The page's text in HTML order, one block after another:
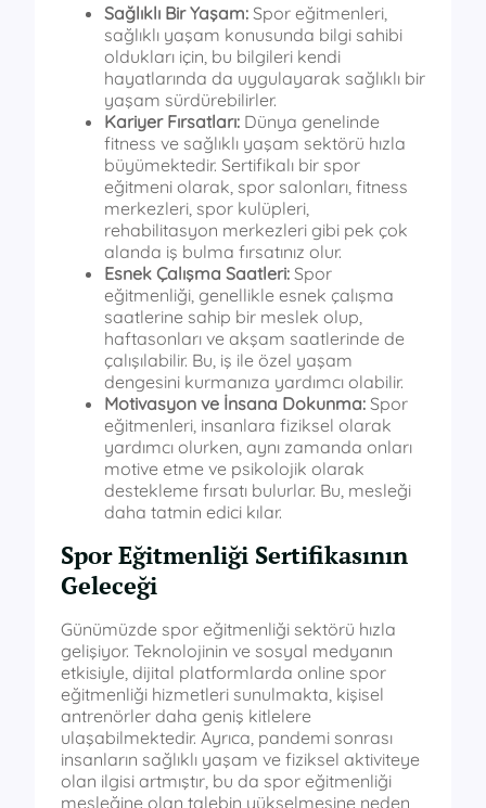
Sağlıklı Bir Yaşam: Spor eğitmenleri,
sağlıklı yaşam konusunda bilgi sahibi
oldukları için, bu bilgileri kendi
hayatlarında da uygulayarak sağlıklı bir
yaşam sürdürebilirler.
Kariyer Fırsatları: Dünya genelinde
fitness ve sağlıklı yaşam sektörü hızla
büyümektedir. Sertifikalı bir spor
eğitmeni olarak, spor salonları, fitness
merkezleri, spor kulüpleri,
rehabilitasyon merkezleri gibi pek çok
alanda iş bulma fırsatınız olur.
Esnek Çalışma Saatleri: Spor
eğitmenliği, genellikle esnek çalışma
saatlerine sahip bir meslek olup,
haftasonları ve akşam saatlerinde de
çalışılabilir. Bu, iş ile özel yaşam
dengesini kurmanıza yardımcı olabilir.
Motivasyon ve İnsana Dokunma: Spor
eğitmenleri, insanlara fiziksel olarak
yardımcı olurken, aynı zamanda onları
motive etme ve psikolojik olarak
destekleme fırsatı bulurlar. Bu, mesleği
daha tatmin edici kılar.
Spor Eğitmenliği Sertifikasının
Geleceği
Günümüzde spor eğitmenliği sektörü hızla
gelişiyor. Teknolojinin ve sosyal medyanın
etkisiyle, dijital platformlarda online spor
eğitmenliği hizmetleri sunulmakta, kişisel
antrenörler daha geniş kitlelere
ulaşabilmektedir. Ayrıca, pandemi sonrası
insanların sağlıklı yaşam ve fiziksel aktiviteye
olan ilgisi artmıştır, bu da spor eğitmenliği
mesleğine olan talebin yükselmesine neden